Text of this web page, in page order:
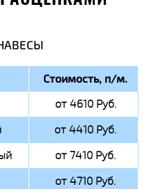
Стоимость, п/м.
от 4610 Руб.
от 4410 Руб.
от 7410 Руб.
от 4710 Руб.